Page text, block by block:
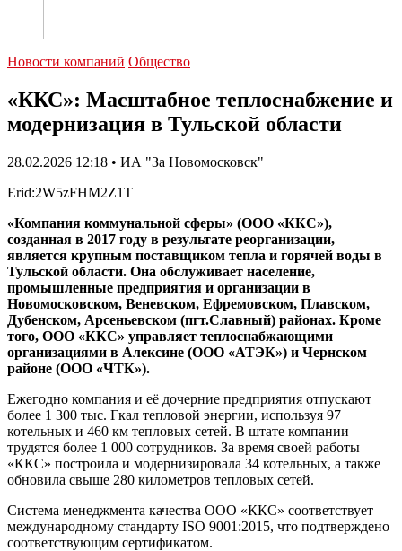
Новости компаний Общество
«ККС»: Масштабное теплоснабжение и
модернизация в Тульской области
28.02.2026 12:18 • ИА "За Новомосковск"
Erid:2W5zFHM2Z1T
«Компания коммунальной сферы» (ООО «ККС»),
созданная в 2017 году в результате реорганизации,
является крупным поставщиком тепла и горячей воды в
Тульской области. Она обслуживает население,
промышленные предприятия и организации в
Новомосковском, Веневском, Ефремовском, Плавском,
Дубенском, Арсеньевском (пгт.Славный) районах. Кроме
того, ООО «ККС» управляет теплоснабжающими
организациями в Алексине (ООО «АТЭК») и Чернском
районе (ООО «ЧТК»).
Ежегодно компания и её дочерние предприятия отпускают
более 1 300 тыс. Гкал тепловой энергии, используя 97
котельных и 460 км тепловых сетей. В штате компании
трудятся более 1 000 сотрудников. За время своей работы
«ККС» построила и модернизировала 34 котельных, а также
обновила свыше 280 километров тепловых сетей.
Система менеджмента качества ООО «ККС» соответствует
международному стандарту ISO 9001:2015, что подтверждено
соответствующим сертификатом.